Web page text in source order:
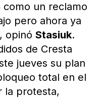
como un reclamo
pero ahora ya
opinó Stasiuk.
de Cresta
jueves su plan
total en el
la protesta,